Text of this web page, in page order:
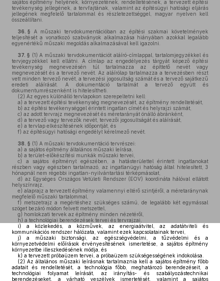
sajátos építmény helyének, környezetének, rendeltetésének, a tervezett építési
tevékenység jellegének, a tervfajtának, valamint az építésügyi hatósági eljárás
jellegének megfelelő tartalommal és részletezettséggel, magyar nyelven kell
összeállítani.
36. § A műszaki tervdokumentációban az építési szakmai követelmények
teljesítését a vonatkozó szabványok alkalmazása hiányában azokkal legalább
egyenértékű műszaki megoldás alkalmazásával kell igazolni.
37. § (1) A műszaki tervdokumentációt aláíró-címlappal, tartalomjegyzékkel és
tervjegyzékkel kell ellátni. A címlap az engedélyezés tárgyát képező építési
tevékenység megnevezésén túl tartalmazza az építtető nevét vagy
megnevezését és a tervező nevét. Az aláírólap tartalmazza a tervezésben részt
vett minden tervező nevét, a tervezési jogosultság számát és a tervező sajátkezű
eredeti aláírását. A dokumentáció tartalmát a tervező együtt és
dokumentumrészenként is hitelesítheti.
(2) Az egyes különálló tervlapokon szerepeltetni kell:
a) a tervezett építési tevékenység megnevezését, az építmény rendeltetését,
b) az építési tevékenységgel érintett ingatlan címét és helyrajzi számát,
c) az adott tervrajz megnevezését és méretarányát önálló ábránként,
d) a tervező vagy tervezők nevét, tervezői jogosultságát és aláírását,
e) a tervlap elkészítésének időpontját, és
f) az építésügyi hatósági engedélyt kérelmező nevét.
38. § (1) A műszaki tervdokumentáció tervrészei:
a) a sajátos építmény általános műszaki leírása,
b) a terület-előkészítési munkák műszaki tervei,
c) a sajátos építményt egészében, a hatásterülettel érintett ingatlanokat
részben vagy egészben tartalmazó, az ingatlanügyi hatóság által hitelesített, 3
hónapnál nem régebbi ingatlan-nyilvántartási térképmásolat,
d) az Egységes Országos Vetületi Rendszer (EOV) koordináta hálóval ellátott
helyszínrajz,
e) alaprajz a tervezett építmény valamennyi eltérő szintjéről, a méretaránynak
megfelelő műszaki tartalommal,
f) metszetrajz a megértéshez szükséges számú, de legalább két egymással
szöget bezáró módon felvett metszettel,
g) homlokzati tervek az építmény minden nézetéről,
h) a technológiai berendezések tervei és tervrajzai,
i) a közlekedés, a közművek, az energiaátvitel, az adatátviteli és
kommunikációs rendszer hálózata, valamint ezek kapcsolatainak tervei,
j) a műszaki biztonsági, az egészségvédelmi, a tűzvédelmi és a
környezetvédelmi előírások érvényesítésének ismertetése, a sajátos építmény
környezetbe illeszkedésének módja, és
k) a tervezett próbaüzem tervei, a próbaüzem szükségességének indokolása.
(2) Az általános műszaki leírásnak tartalmaznia kell a sajátos építmény főbb
adatait és rendeltetését, a technológia főbb, meghatározó berendezéseit, a
technológiai folyamat leírását, az irányítás- és szabályozástechnikai
berendezéseket, a várható veszélyek ismertetését, valamint a sajátos